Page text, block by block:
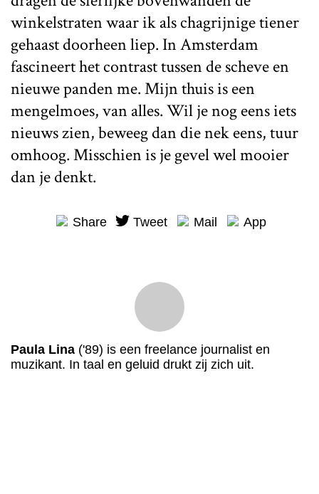
winkelstraten waar ik als chagrijnige tiener
gehaast doorheen liep. In Amsterdam
fascineert het contrast tussen de scheve en
nieuwe panden me. Mijn thuis is een
mengelmoes, van alles. Wil je nog eens iets
nieuws zien, beweeg dan die nek eens, tuur
omhoog. Misschien is je gevel wel mooier
dan je denkt.
Share Tweet Mail App
Paula Lina ('89) is een freelance journalist en
muzikant. In taal en geluid drukt zij zich uit.